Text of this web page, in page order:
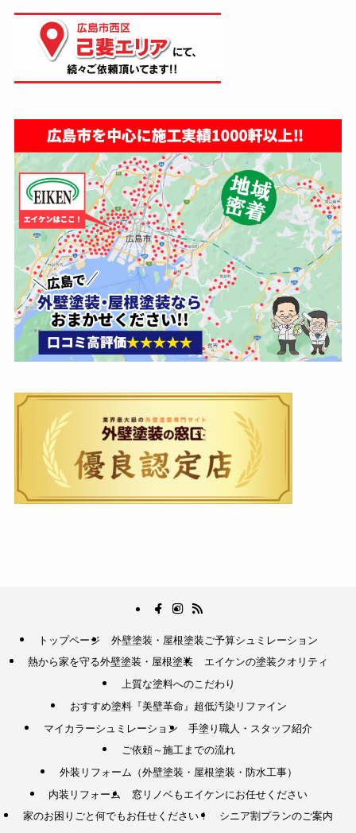
トップページ
外壁塗装・屋根塗装ご予算シュミレーション
熱から家を守る外壁塗装・屋根塗装
エイケンの塗装クオリティ
上質な塗料へのこだわり
おすすめ塗料『美壁革命』超低汚染リファイン
マイカラーシュミレーション
手塗り職人・スタッフ紹介
ご依頼～施工までの流れ
外装リフォーム（外壁塗装・屋根塗装・防水工事）
内装リフォーム
窓リノベもエイケンにお任せください
家のお困りごと何でもお任せください！
シニア割プランのご案内